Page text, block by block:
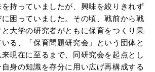
持っていましたが、興味を絞りきれず
困っていました。その頃、戦前から戦
大学の研究者がともに保育をつくり果
る、「保育問題研究会」という団体と
現在に至るまで、同研究会を起点とし
身の知識を存分に用い広げ再構成する